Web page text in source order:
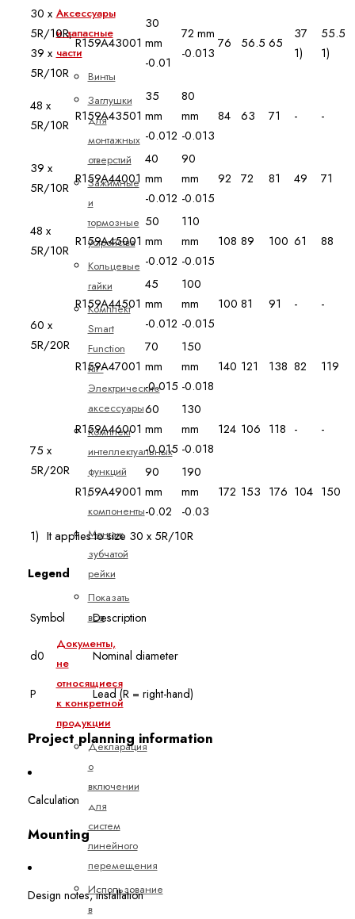
Аксессуары
и запасные
части
Винты
Заглушки
для
монтажных
отверстий
Зажимные
и
тормозные
устройства
Кольцевые
гайки
Комплект
Smart
Function
Kit -
Электрические
аксессуары
Комплект
интеллектуальных
функций
-
компоненты
Монтаж
зубчатой
рейки
Показать
все
Документы,
не
относящиеся
к конкретной
продукции
Декларация
о
включении
для
систем
линейного
перемещения
Использование
в
30 x
5R/10R;
39 x
5R/10R
R159A43001
30
mm
-0.01
72 mm
-0.013
76 56.5 65
37
1)
55.5
1)
48 x
5R/10R
R159A43501
35
mm
-0.012
80
mm
-0.013
84 63 71 - -
39 x
5R/10R
R159A44001
40
mm
-0.012
90
mm
-0.015
92 72 81 49 71
48 x
5R/10R
R159A45001
50
mm
-0.012
110
mm
-0.015
108 89 100 61 88
60 x
5R/20R
R159A44501
45
mm
-0.012
100
mm
-0.015
100 81 91 - -
R159A47001
70
mm
-0.015
150
mm
-0.018
140 121 138 82 119
75 x
5R/20R
R159A46001
60
mm
-0.015
130
mm
-0.018
124 106 118 - -
R159A49001
90
mm
-0.02
190
mm
-0.03
172 153 176 104 150
1) It applies to size 30 x 5R/10R
Legend
Symbol Description
d0 Nominal diameter
P Lead (R = right-hand)
Project planning information
Calculation
Mounting
Design notes, installation